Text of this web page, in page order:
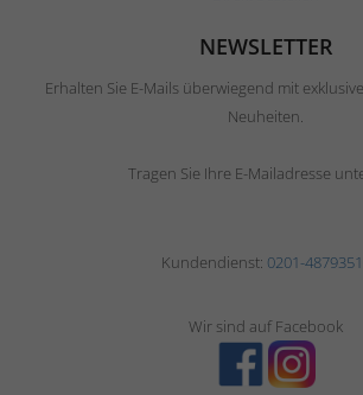
NEWSLETTER
Erhalten Sie E-Mails überwiegend mit
Neuheiten.
Tragen Sie Ihre E-Mailadresse
Kundendienst: 0201-
Wir sind auf Facebook